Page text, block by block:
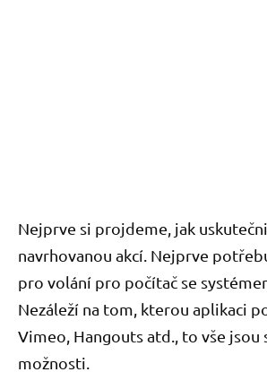
Nejprve si projdeme, jak
navrhovanou akcí. Nejprve
pro volání pro počítač se
Nezáleží na tom, kterou aplikaci
Vimeo, Hangouts atd., to vše jsou
možnosti.